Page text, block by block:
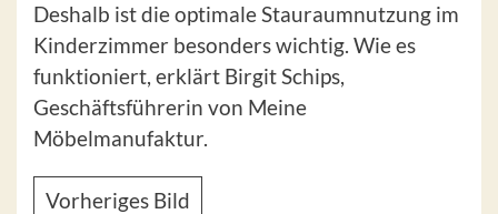
Deshalb ist die optimale Stauraumnutzung im
Kinderzimmer besonders wichtig. Wie es
funktioniert, erklärt Birgit Schips,
Geschäftsführerin von Meine
Möbelmanufaktur.
Vorheriges Bild